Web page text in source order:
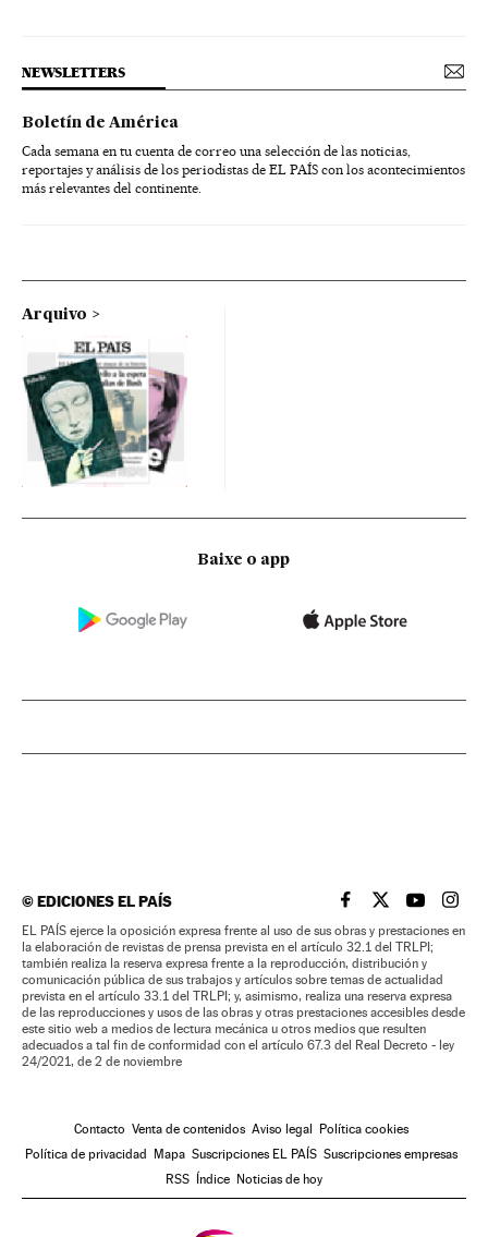
NEWSLETTERS
Boletín de América
Cada semana en tu cuenta de correo una selección de las noticias,
reportajes y análisis de los periodistas de EL PAÍS con los acontecimientos
más relevantes del continente.
Arquivo
Baixe o app
©EDICIONES EL PAÍS EL PAÍS BRASIL EN
EL PAÍSEL PAÍS
EL
EL PAÍS ejerce la oposición expresa frente al uso de sus obras y prestaciones en
la elaboración de revistas de prensa prevista en el artículo 32.1 del TRLPI;
también realiza la reserva expresa frente a la reproducción, distribución y
comunicación pública de sus trabajos y artículos sobre temas de actualidad
prevista en el artículo 33.1 del TRLPI; y, asimismo, realiza una reserva expresa
de las reproducciones y usos de las obras y otras prestaciones accesibles desde
este sitio web a medios de lectura mecánica u otros medios que resulten
adecuados a tal fin de conformidad con el artículo 67.3 del Real Decreto - ley
24/2021, de 2 de noviembre
Contacto Venta de contenidos Aviso legal
Política cookies
Política de privacidad
Mapa Suscripciones EL PAÍS Suscripciones empresas
RSS
Índice Noticias de hoy